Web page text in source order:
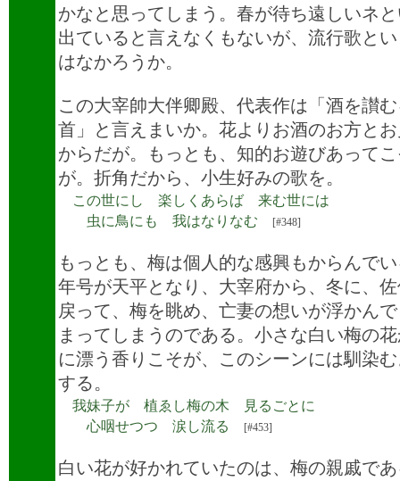
かなと思ってしまう。春が待ち遠しいネ
出ていると言えなくもないが、流行歌と
はなかろうか。
この大宰帥大伴卿殿、代表作は「酒を讃
首」と言えまいか。花よりお酒のお方と
からだが。もっとも、知的お遊びあって
が。折角だから、小生好みの歌を。
この世にし 楽しくあらば 来む世には
虫に鳥にも 我はなりなむ
[#348]
もっとも、梅は個人的な感興もからんで
年号が天平となり、大宰府から、冬に、
戻って、梅を眺め、亡妻の想いが浮かん
まってしまうのである。小さな白い梅の
に漂う香りこそが、このシーンには馴染
する。
我妹子が 植ゑし梅の木 見るごとに
心咽せつつ 涙し流る
[#453]
白い花が好かれていたのは、梅の親戚で